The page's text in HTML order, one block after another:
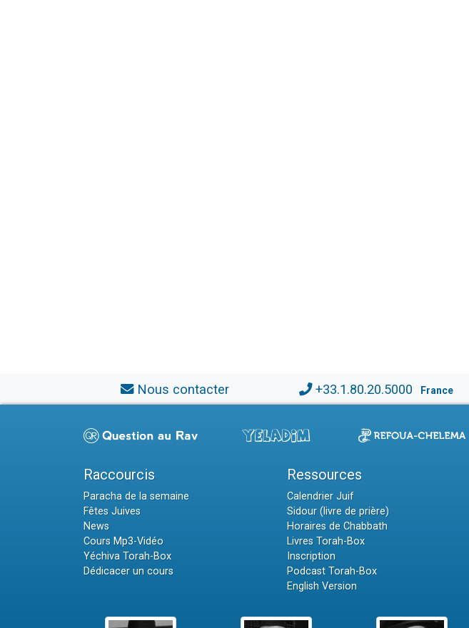
Nous contacter +33.1.80.20.5000 France
Raccourcis
Paracha de la semaine
Fêtes Juives
News
Cours Mp3-Vidéo
Yéchiva Torah-Box
Dédicacer un cours
Ressources
Calendrier Juif
Sidour (livre de prière)
Horaires de Chabbath
Livres Torah-Box
Inscription
Podcast Torah-Box
English Version